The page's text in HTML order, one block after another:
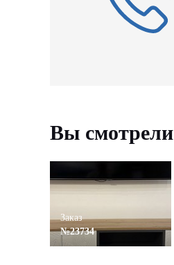
Вы смотрели
Заказ
№23734